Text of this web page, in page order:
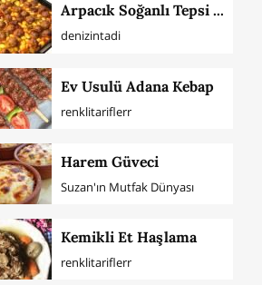
Arpacık Soğanlı Tepsi Kebabı
denizintadi
Ev Usulü Adana Kebap
renklitariflerr
Harem Güveci
Suzan'ın Mutfak Dünyası
Kemikli Et Haşlama
renklitariflerr